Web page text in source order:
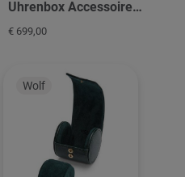
Uhrenbox Accessoires
Wolf Axis Single Winde
€ 699,00
Wolf